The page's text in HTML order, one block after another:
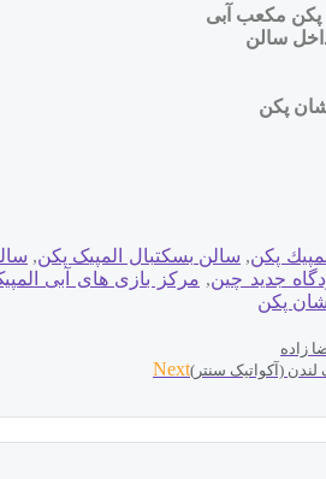
پکن مکعب آبی
سالن
پکن
پکن, سالن بسکتبال المپیک پکن,
جديد چين, مرکز بازی های آبی
پکن
(آکواتیک سنتر)Next